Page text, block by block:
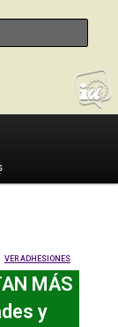
VER ADHESIONES
MÁS
y